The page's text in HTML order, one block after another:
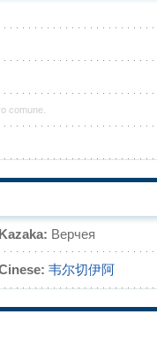
comune.
Kazaka: Верчея
韦尔切伊阿